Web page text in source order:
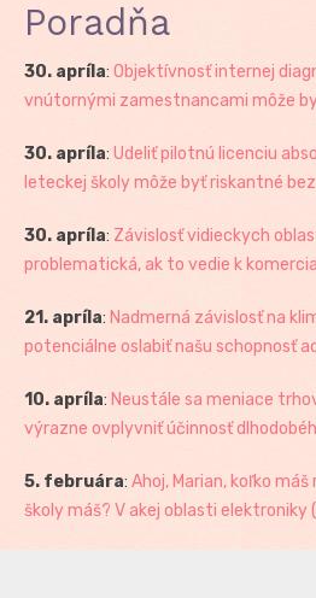
Poradňa
30. apríla: Objektívnosť internej
vnútornými zamestnancami môže
30. apríla: Udeliť pilotnú licenciu
leteckej školy môže byť riskantné
30. apríla: Závislosť vidieckych
problematická, ak to vedie k
21. apríla: Nadmerná závislosť na
potenciálne oslabiť našu schopnosť
10. apríla: Neustále sa meniace
výrazne ovplyvniť účinnosť
5. februára: Ahoj, Marian, koľko
školy máš? V akej oblasti elektroniky